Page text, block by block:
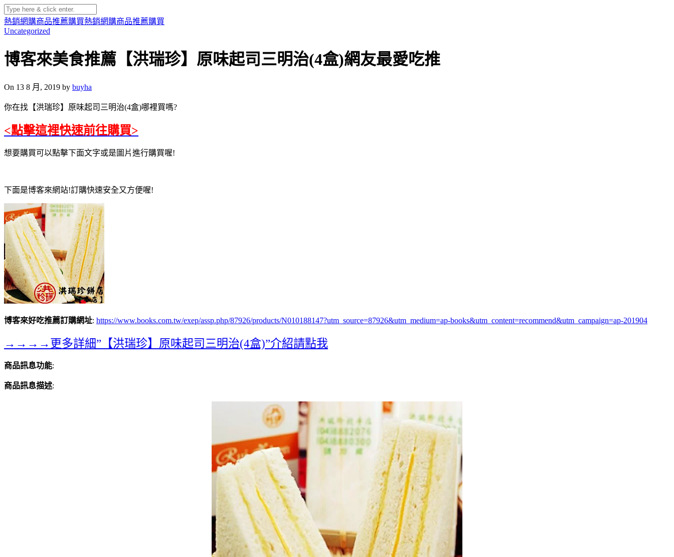
熱銷網購商品推薦購買熱銷網購商品推薦購買
Uncategorized
博客來美食推薦【洪瑞珍】原味起司三明治(4盒)網友最愛吃推
On 13 8 月, 2019 by buyha
你在找【洪瑞珍】原味起司三明治(4盒)哪裡買嗎?
<點擊這裡快速前往購買>
想要購買可以點擊下面文字或是圖片進行購買喔!
下面是博客來網站!訂購快速安全又方便喔!
博客來好吃推薦訂購網址: https://www.books.com.tw/exep/assp.php/87926/products/N010188147?utm_source=87926&utm_medium=ap-books&utm_content=recommend&utm_campaign=ap-201904
→→→→更多詳細”【洪瑞珍】原味起司三明治(4盒)”介紹請點我
商品訊息功能:
商品訊息描述: